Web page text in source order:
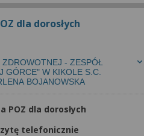
dla dorosłych
- ZESPÓŁ
GÓRCE" W KIKOLE S.C.
BOJANOWSKA
POZ dla dorosłych
telefonicznie